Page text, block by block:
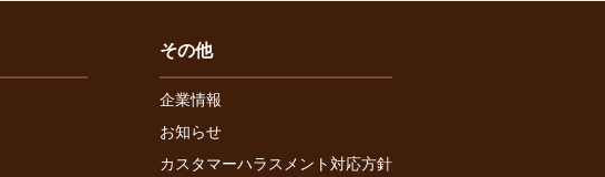
その他
企業情報
お知らせ
カスタマーハラスメント対応方針